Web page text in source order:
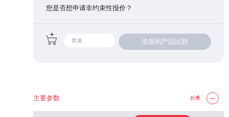
您是否想申请非约束性报价？
添加到产品比较
主要参数 折叠